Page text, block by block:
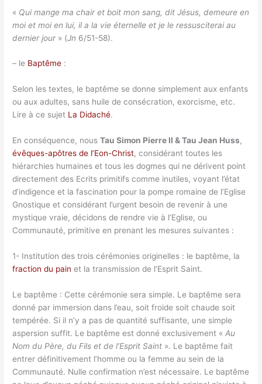
« Qui mange ma chair et boit mon sang, dit Jésus, demeure en
moi et moi en lui, il a la vie éternelle et je le ressusciterai au
dernier jour » (Jn 6/51-58).
– le Baptême :
Selon les textes, le baptême se donne simplement aux enfants
ou aux adultes, sans huile de consécration, exorcisme, etc.
Lire à ce sujet La Didaché.
En conséquence, nousTau Simon Pierre II & Tau Jean Huss,
évêques-apôtres de l’Eon-Christ, considérant toutes les
hiérarchies humaines et tous les dogmes qui ne dérivent point
directement des Ecrits primitifs comme inutiles, voyant l’état
d’indigence et la fascination pour la pompe romaine de l’Eglise
Gnostique et considérant l’urgent besoin de revenir à une
mystique vraie, décidons de rendre vie à l’Eglise, ou
Communauté, primitive en prenant les mesures suivantes :
1- Institution des trois cérémonies originelles : le baptême, la
fraction du pain et la transmission de l’Esprit Saint.
Le baptême : Cette cérémonie sera simple. Le baptême sera
donné par immersion dans l’eau, soit froide soit chaude soit
tempérée. Si il n’y a pas de quantité suffisante, une simple
aspersion suffit. Le baptême est donné exclusivement «Au
Nom du Père, du Fils et de l’Esprit Saint ». Le baptême fait
entrer définitivement l’homme ou la femme au sein de la
Communauté. Nulle confirmation n’est nécessaire. Le baptême